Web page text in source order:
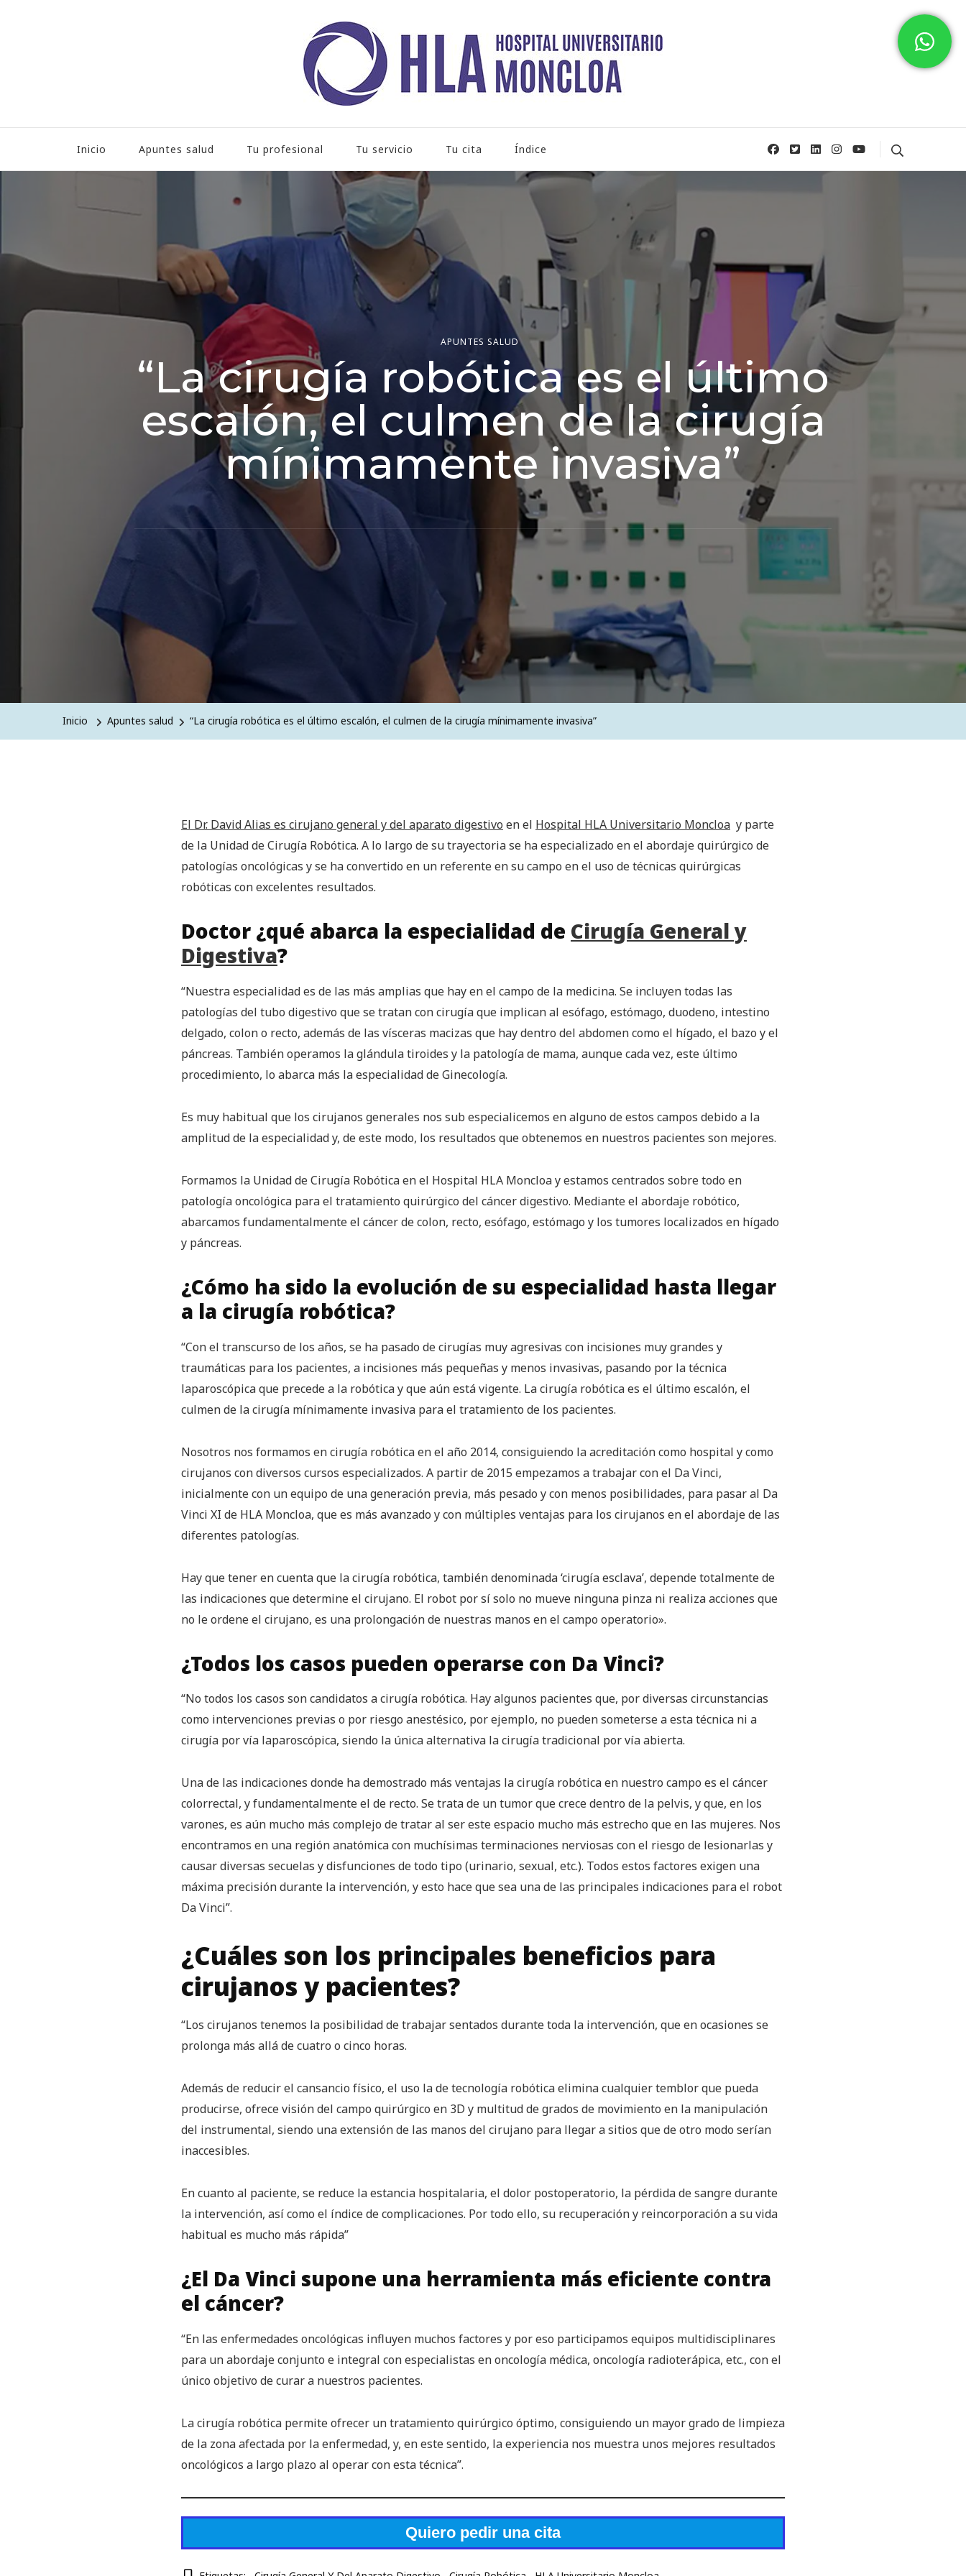
Inicio Apuntes salud Tu profesional Tu servicio Tu cita Índice
APUNTES SALUD
“La cirugía robótica es el último
escalón, el culmen de la cirugía
mínimamente invasiva”
Inicio Apuntes salud “La cirugía robótica es el último escalón, el culmen de la cirugía mínimamente invasiva”
El Dr. David Alias es cirujano general y del aparato digestivo en el Hospital HLA Universitario Moncloa y parte
de la Unidad de Cirugía Robótica. A lo largo de su trayectoria se ha especializado en el abordaje quirúrgico de
patologías oncológicas y se ha convertido en un referente en su campo en el uso de técnicas quirúrgicas
robóticas con excelentes resultados.
Doctor ¿qué abarca la especialidad de Cirugía General y
Digestiva?
“Nuestra especialidad es de las más amplias que hay en el campo de la medicina. Se incluyen todas las
patologías del tubo digestivo que se tratan con cirugía que implican al esófago, estómago, duodeno, intestino
delgado, colon o recto, además de las vísceras macizas que hay dentro del abdomen como el hígado, el bazo y el
páncreas. También operamos la glándula tiroides y la patología de mama, aunque cada vez, este último
procedimiento, lo abarca más la especialidad de Ginecología.
Es muy habitual que los cirujanos generales nos sub especialicemos en alguno de estos campos debido a la
amplitud de la especialidad y, de este modo, los resultados que obtenemos en nuestros pacientes son mejores.
Formamos la Unidad de Cirugía Robótica en el Hospital HLA Moncloa y estamos centrados sobre todo en
patología oncológica para el tratamiento quirúrgico del cáncer digestivo. Mediante el abordaje robótico,
abarcamos fundamentalmente el cáncer de colon, recto, esófago, estómago y los tumores localizados en hígado
y páncreas.
¿Cómo ha sido la evolución de su especialidad hasta llegar
a la cirugía robótica?
“Con el transcurso de los años, se ha pasado de cirugías muy agresivas con incisiones muy grandes y
traumáticas para los pacientes, a incisiones más pequeñas y menos invasivas, pasando por la técnica
laparoscópica que precede a la robótica y que aún está vigente. La cirugía robótica es el último escalón, el
culmen de la cirugía mínimamente invasiva para el tratamiento de los pacientes.
Nosotros nos formamos en cirugía robótica en el año 2014, consiguiendo la acreditación como hospital y como
cirujanos con diversos cursos especializados. A partir de 2015 empezamos a trabajar con el Da Vinci,
inicialmente con un equipo de una generación previa, más pesado y con menos posibilidades, para pasar al Da
Vinci XI de HLA Moncloa, que es más avanzado y con múltiples ventajas para los cirujanos en el abordaje de las
diferentes patologías.
Hay que tener en cuenta que la cirugía robótica, también denominada ‘cirugía esclava’, depende totalmente de
las indicaciones que determine el cirujano. El robot por sí solo no mueve ninguna pinza ni realiza acciones que
no le ordene el cirujano, es una prolongación de nuestras manos en el campo operatorio».
¿Todos los casos pueden operarse con Da Vinci?
“No todos los casos son candidatos a cirugía robótica. Hay algunos pacientes que, por diversas circunstancias
como intervenciones previas o por riesgo anestésico, por ejemplo, no pueden someterse a esta técnica ni a
cirugía por vía laparoscópica, siendo la única alternativa la cirugía tradicional por vía abierta.
Una de las indicaciones donde ha demostrado más ventajas la cirugía robótica en nuestro campo es el cáncer
colorrectal, y fundamentalmente el de recto. Se trata de un tumor que crece dentro de la pelvis, y que, en los
varones, es aún mucho más complejo de tratar al ser este espacio mucho más estrecho que en las mujeres. Nos
encontramos en una región anatómica con muchísimas terminaciones nerviosas con el riesgo de lesionarlas y
causar diversas secuelas y disfunciones de todo tipo (urinario, sexual, etc.). Todos estos factores exigen una
máxima precisión durante la intervención, y esto hace que sea una de las principales indicaciones para el robot
Da Vinci”.
¿Cuáles son los principales beneficios para
cirujanos y pacientes?
“Los cirujanos tenemos la posibilidad de trabajar sentados durante toda la intervención, que en ocasiones se
prolonga más allá de cuatro o cinco horas.
Además de reducir el cansancio físico, el uso la de tecnología robótica elimina cualquier temblor que pueda
producirse, ofrece visión del campo quirúrgico en 3D y multitud de grados de movimiento en la manipulación
del instrumental, siendo una extensión de las manos del cirujano para llegar a sitios que de otro modo serían
inaccesibles.
En cuanto al paciente, se reduce la estancia hospitalaria, el dolor postoperatorio, la pérdida de sangre durante
la intervención, así como el índice de complicaciones. Por todo ello, su recuperación y reincorporación a su vida
habitual es mucho más rápida”
¿El Da Vinci supone una herramienta más eficiente contra
el cáncer?
“En las enfermedades oncológicas influyen muchos factores y por eso participamos equipos multidisciplinares
para un abordaje conjunto e integral con especialistas en oncología médica, oncología radioterápica, etc., con el
único objetivo de curar a nuestros pacientes.
La cirugía robótica permite ofrecer un tratamiento quirúrgico óptimo, consiguiendo un mayor grado de limpieza
de la zona afectada por la enfermedad, y, en este sentido, la experiencia nos muestra unos mejores resultados
oncológicos a largo plazo al operar con esta técnica”.
Quiero pedir una cita